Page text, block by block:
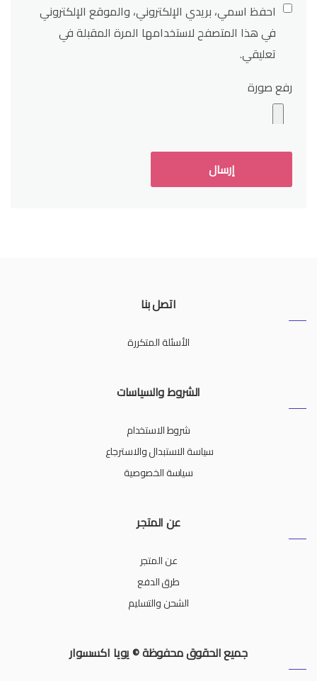
احفظ اسمي، بريدي الإلكتروني، والموقع الإلكتروني
في هذا المتصفح لاستخدامها المرة المقبلة في
تعليقي.
رفع صورة
اتصل بنا
الأسئلة المتكررة
الشروط والسياسات
شروط الاستخدام
سياسة الاستبدال والاسترجاع
سياسة الخصوصية
عن المتجر
عن المتجر
طرق الدفع
الشحن والتسليم
جميع الحقوق محفوظة © يويا اكسسوار